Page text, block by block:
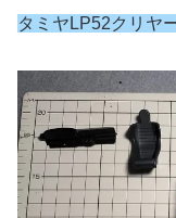
タミヤLP52クリヤ